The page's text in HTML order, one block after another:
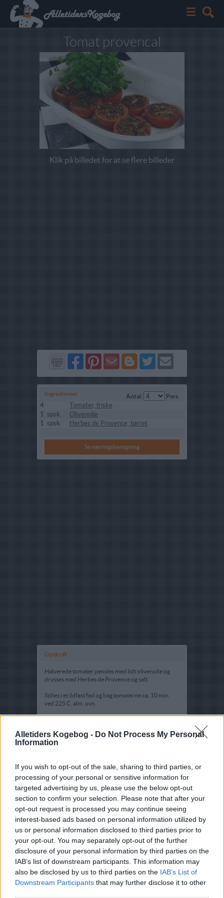
Alletiders Kogebog - Do Not Process My Personal
Information
If you wish to opt-out of the sale, sharing to third parties, or
processing of your personal or sensitive information for
targeted advertising by us, please use the below opt-out
section to confirm your selection. Please note that after your
opt-out request is processed you may continue seeing
interest-based ads based on personal information utilized by
us or personal information disclosed to third parties prior to
your opt-out. You may separately opt-out of the further
disclosure of your personal information by third parties on the
IAB’s list of downstream participants. This information may
also be disclosed by us to third parties on the IAB’s List of
Downstream Participants that may further disclose it to other
Tomat provencal
Klik på billedet for at se flere billeder
Del
på
Del
på
Send
via
Del
på
Del
på
Send
Ingredienser Antal: Pers.
4
Tomater, friske
1 spsk.
Olivenolie
1 spsk. Herbes de Provence, tørret
Se næringsberegning
Opskrift
Halverede tomater pensles med lidt olivenolie og
drysses med Herbes de Provence og salt.
Stilles i et ildfast fad og bag tomaterne ca. 10 min.
ved 225 C. alm. ovn.